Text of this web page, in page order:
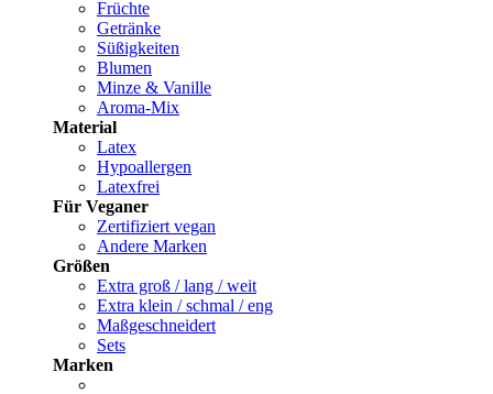
Früchte
Getränke
Süßigkeiten
Blumen
Minze & Vanille
Aroma-Mix
Material
Latex
Hypoallergen
Latexfrei
Für Veganer
Zertifiziert vegan
Andere Marken
Größen
Extra groß / lang / weit
Extra klein / schmal / eng
Maßgeschneidert
Sets
Marken